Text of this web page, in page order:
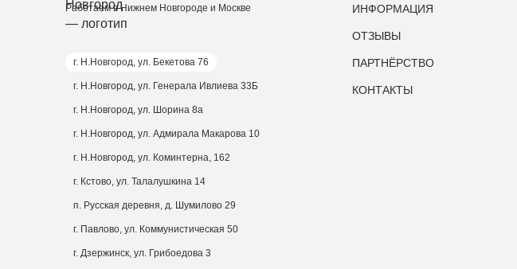
Работаем в Нижнем Новгороде и Москве
г. Н.Новгород, ул. Бекетова 76
г. Н.Новгород, ул. Генерала Ивлиева 33Б
г. Н.Новгород, ул. Шорина 8а
г. Н.Новгород, ул. Адмирала Макарова 10
г. Н.Новгород, ул. Коминтерна, 162
г. Кстово, ул. Талалушкина 14
п. Русская деревня, д. Шумилово 29
г. Павлово, ул. Коммунистическая 50
г. Дзержинск, ул. Грибоедова 3
ИНФОРМАЦИЯ
ОТЗЫВЫ
ПАРТНЁРСТВО
КОНТАКТЫ